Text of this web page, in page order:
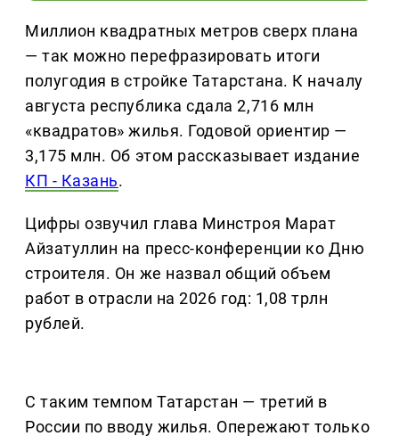
Миллион квадратных метров сверх плана
— так можно перефразировать итоги
полугодия в стройке Татарстана. К началу
августа республика сдала 2,716 млн
«квадратов» жилья. Годовой ориентир —
3,175 млн. Об этом рассказывает издание
КП - Казань.
Цифры озвучил глава Минстроя Марат
Айзатуллин на пресс-конференции ко Дню
строителя. Он же назвал общий объем
работ в отрасли на 2026 год: 1,08 трлн
рублей.
С таким темпом Татарстан — третий в
России по вводу жилья. Опережают только